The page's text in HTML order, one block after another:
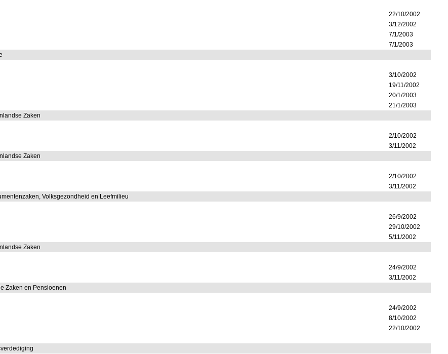
22/10/2002
3/12/2002
7/1/2003
7/1/2003
3/10/2002
19/11/2002
20/1/2003
21/1/2003
Zaken
2/10/2002
3/11/2002
Zaken
2/10/2002
3/11/2002
Volksgezondheid en Leefmilieu
26/9/2002
29/10/2002
5/11/2002
Zaken
24/9/2002
3/11/2002
Zaken en Pensioenen
24/9/2002
8/10/2002
22/10/2002